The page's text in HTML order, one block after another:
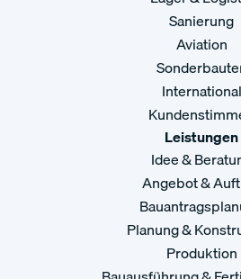
Sanierung
Aviation
International
Leistungen
Idee &
Angebot &
Planung &
Produktion